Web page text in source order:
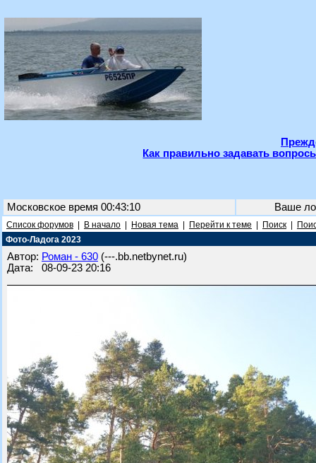
Как правильно задавать
Московское время 00:43:10 Ваше
Список форумов В начало Новая тема Перейти к теме Поиск
Фото-Ладога 2023
Автор: Роман - 630 (---.bb.netbynet.ru)
Дата: 08-09-23 20:16